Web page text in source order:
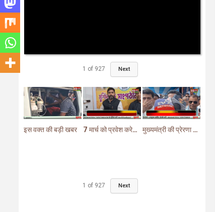
1 of 927 Next
इस वक्त की बड़ी खबर 7 मार्च को प्रवेश करेगा मुर्शिदाबाद में बीजेपी का परिवर्तन यात्रा रथ मुख्यमंत्री की प्रेरणा से दो महत्वपूर्ण योजनाओं का हुआ शिलान्यास
1 of 927 Next